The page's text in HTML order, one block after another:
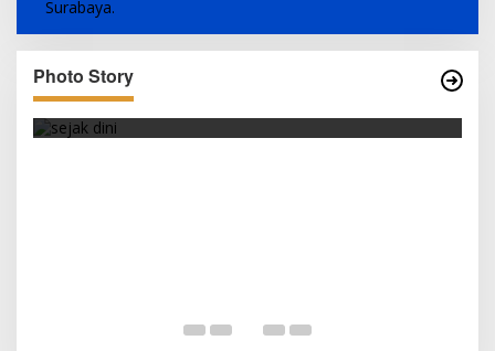
Photo Story
SEJAK DINI